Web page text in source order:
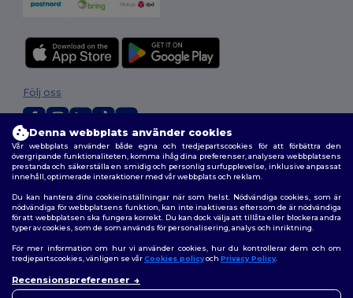
2026. Alla rättigheter förbehållna
Allmänna Villkor|Anpassad policy |Integritetspolicy|Policy för cookies
|Karta över webbplatsen
Följ oss
Denna webbplats använder cookies
Vår webbplats använder både egna och tredjepartscookies för att förbättra den
övergripande funktionaliteten, komma ihåg dina preferenser, analysera webbplatsens
prestanda och säkerställa en smidig och personlig surfupplevelse, inklusive anpassat
innehåll, optimerade interaktioner med vår webbplats och reklam.
Du kan hantera dina cookieinställningar när som helst. Nödvändiga cookies, som är
nödvändiga för webbplatsens funktion, kan inte inaktiveras eftersom de är nödvändiga
för att webbplatsen ska fungera korrekt. Du kan dock välja att tillåta eller blockera andra
typer av cookies, som de som används för personalisering, analys och inriktning.
För mer information om hur vi använder cookies, hur du kontrollerar dem och om
tredjepartscookies, vänligen se vårCookies policyoch Privacy Policy.
Recensionspreferenser